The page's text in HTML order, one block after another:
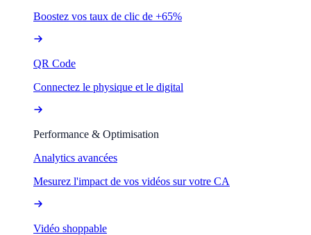
Boostez vos taux de clic de +65%
QR Code
Connectez le physique et le digital
Performance & Optimisation
Analytics avancées
Mesurez l'impact de vos vidéos sur votre CA
Vidéo shoppable